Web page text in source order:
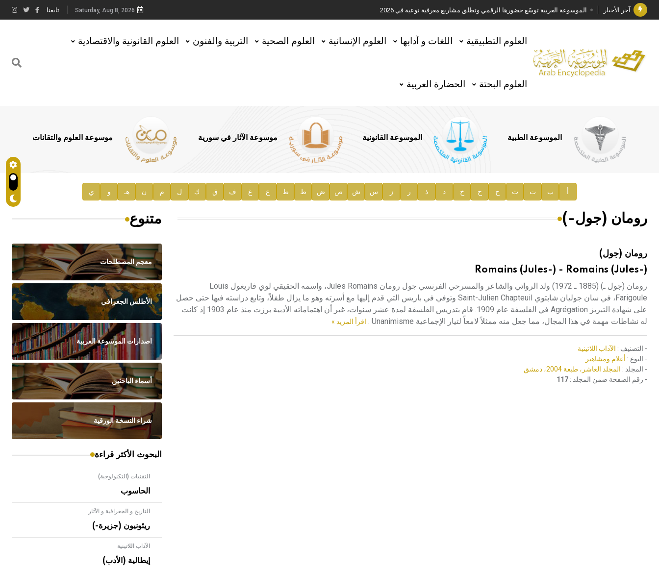
آخر الأخبار الموسوعة العربية توسّع حضورها الرقمي وتطلق مشاريع معرفية نوعية في 2026
جائزة مجمع الملك سلمان العالمي للغة العربية 2025
الأستاذ إياد خالد الطباع مدير عام لهيئة الموسوعة العربية
السيد محمد ياسين صالح وزيرا للثقافة
توصيات مجلس الإدارة
صدور المجلد السابع من موسوعة الآثار في سورية
إعلان..
هيئة الموسوعة العربية تطلق موسوعات جديدة في عام 2026
Saturday, Aug 8, 2026 تابعنا:
العلوم التطبيقية اللغات و آدابها العلوم الإنسانية العلوم الصحية التربية والفنون العلوم القانونية والاقتصادية
العلوم البحتة الحضارة العربية
الموسوعة الطبية الموسوعة القانونية موسوعة الآثار في سورية موسوعة العلوم والتقانات
أ ب ت ث ج ح خ د ذ ر ز س ش ص ض ط ظ ع غ ف ق ك ل م ن هـ و ي
رومان (جول-)
رومان (جول)
Romains (Jules-) - Romains (Jules-)
رومان (جول ـ) (1885 ـ 1972) ولد الروائي والشاعر والمسرحي الفرنسي جول رومان Jules Romains، واسمه الحقيقي لوي فاريغول Louis
Farigoule، في سان جوليان شابتوي Saint-Julien Chapteuil وتوفي في باريس التي قدم إليها مع أسرته وهو ما يزال طفلاً، وتابع دراسته فيها حتى حصل
على شهادة التبريز Agrégation في الفلسفة عام 1909. قام بتدريس الفلسفة لمدة عشر سنوات، غير أن اهتماماته الأدبية برزت منذ عام 1903 إذ كانت
له نشاطات مهمة في هذا المجال، مما جعل منه ممثلاً لامعاً لتيار الإجماعية Unanimisme .
اقرأ المزيد »
- التصنيف : الآداب اللاتينية
- النوع : أعلام ومشاهير
- المجلد : المجلد العاشر، طبعة 2004، دمشق
- رقم الصفحة ضمن المجلد : 117
متنوع
معجم المصطلحات
الأطلس الجغرافي
اصدارات الموسوعة العربية
أسماء الباحثين
شراء النسخة الورقية
البحوث الأكثر قراءة
التقنيات (التكنولوجية)
الحاسوب
التاريخ و الجغرافية و الآثار
ريئونيون (جزيرة-)
الآداب اللاتينية
إيطالية (الأدب)